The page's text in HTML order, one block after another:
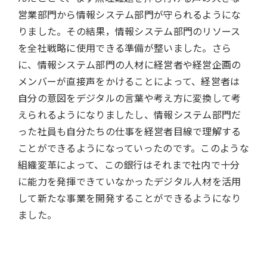
営業部門から情報システム部門が守られるようにな
りました。その結果，情報システム部門のリソース
を全社戦略に使用できる準備が整いました。さら
に、情報システム部門の人材に経営者や経営企画の
メンバーが直接声をかけることによって、経営者は
自分の意図をデジタルの言葉や考え方に変換して考
えられるようになりましたし、情報システム部門だ
った社員も自分たちの仕事を経営者目線で理解する
ことができるようになっていったのです。このような
組織変革によって、この銀行はそれまで社内で十分
に能力を発揮できていなかったデジタル人材を活用
して新たな事業を開発することができるようになり
ました。